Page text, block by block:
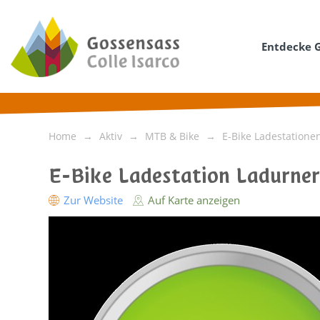
Entdecke
Home Aktiv MTB & Bike E-Bike
E-Bike Ladestation
Zur Website Auf Karte anzeigen